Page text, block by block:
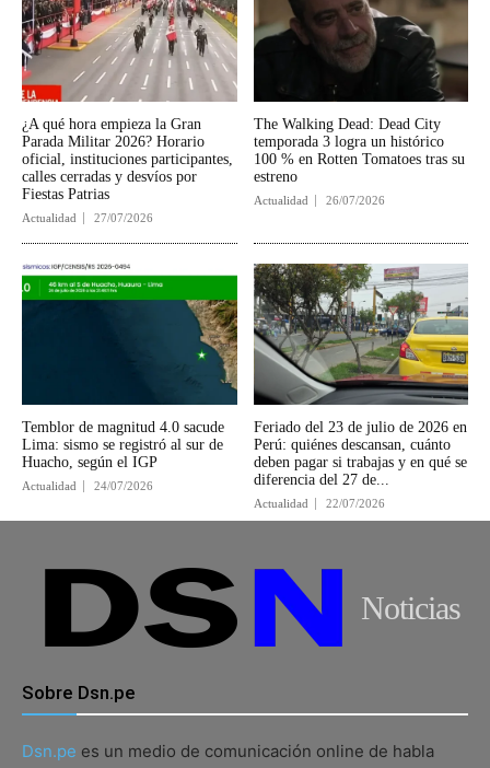
¿A qué hora empieza la Gran
Parada Militar 2026? Horario
oficial, instituciones participantes,
calles cerradas y desvíos por
Fiestas Patrias
Actualidad 27/07/2026
The Walking Dead: Dead City
temporada 3 logra un histórico
100 % en Rotten Tomatoes tras su
estreno
Actualidad 26/07/2026
Temblor de magnitud 4.0 sacude
Lima: sismo se registró al sur de
Huacho, según el IGP
Actualidad 24/07/2026
Feriado del 23 de julio de 2026 en
Perú: quiénes descansan, cuánto
deben pagar si trabajas y en qué se
diferencia del 27 de...
Actualidad 22/07/2026
Noticias
Sobre Dsn.pe
Dsn.pe es un medio de comunicación online de habla